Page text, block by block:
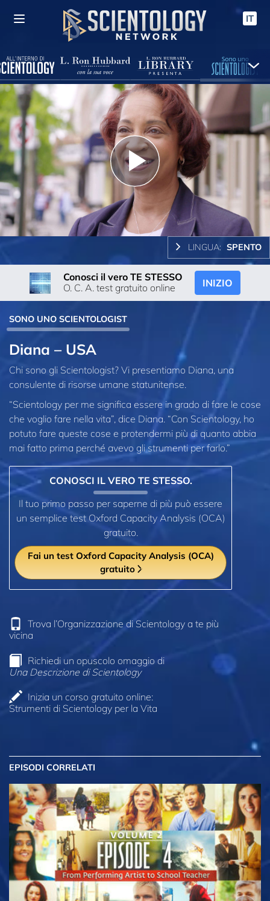
IT
Play
Video
LINGUA: SPENTO
Conosci il vero TE STESSO
O. C. A. test gratuito online
INIZIO
SONO UNO SCIENTOLOGIST
Diana – USA
Chi sono gli Scientologist? Vi presentiamo Diana, una
consulente di risorse umane statunitense.
“Scientology per me significa essere in grado di fare le cose
che voglio fare nella vita”, dice Diana. “Con Scientology, ho
potuto fare queste cose e protendermi più di quanto abbia
mai fatto prima perché avevo gli strumenti per farlo.”
CONOSCI IL VERO TE STESSO.
Il tuo primo passo per saperne di più può essere
un semplice test Oxford Capacity Analysis (OCA)
gratuito.
Fai un test Oxford Capacity Analysis (OCA)
gratuito
Trova l’Organizzazione di Scientology a te più
vicina
Richiedi un opuscolo omaggio di
Una Descrizione di Scientology
Inizia un corso gratuito online:
Strumenti di Scientology per la Vita
EPISODI CORRELATI